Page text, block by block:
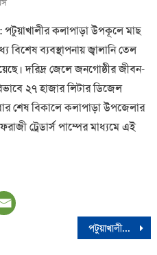
পটুয়াখালীর কলাপাড়া উপকূলে মাছ
বিশেষ ব্যবস্থাপনায় জ্বালানি তেল
দরিদ্র জেলে জনগোষ্ঠীর জীবন-
২৭ হাজার লিটার ডিজেল
শেষ বিকালে কলাপাড়া উপজেলার
ট্রেডার্স পাম্পের মাধ্যমে এই
পটুয়াখালীতে জাঁকজমকপূর্ণ কুচকাওয়াজে নৌবাহিনীর নবীন নাবিকদের প্রশিক্ষণ সমাপনী